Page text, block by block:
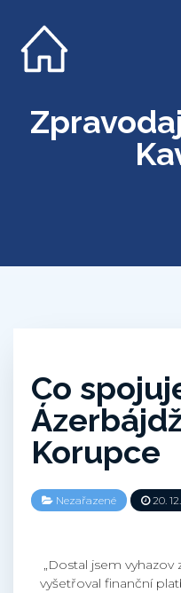
Co
Korupce
Nezařazené 20.
„Dostal jsem
vyšetřoval finanční